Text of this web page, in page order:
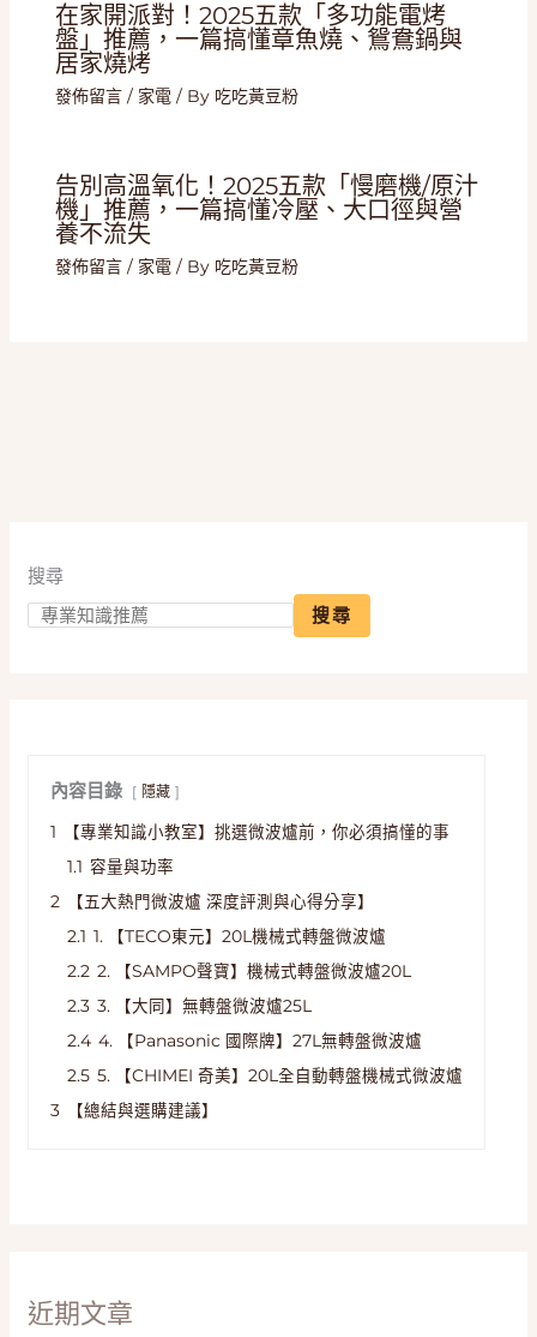
在家開派對！2025五款「多功能電烤
盤」推薦，一篇搞懂章魚燒、鴛鴦鍋與
居家燒烤
發佈留言 / 家電/ By 吃吃黃豆粉
告別高溫氧化！2025五款「慢磨機/原汁
機」推薦，一篇搞懂冷壓、大口徑與營
養不流失
發佈留言 / 家電/ By 吃吃黃豆粉
搜尋
搜尋
內容目錄 隱藏
1
【專業知識小教室】挑選微波爐前，你必須搞懂的事
1.1 容量與功率
2
【五大熱門微波爐 深度評測與心得分享】
2.1 1. 【TECO東元】20L機械式轉盤微波爐
2.2 2. 【SAMPO聲寶】機械式轉盤微波爐20L
2.3 3. 【大同】無轉盤微波爐25L
2.4 4. 【Panasonic 國際牌】27L無轉盤微波爐
2.5 5. 【CHIMEI 奇美】20L全自動轉盤機械式微波爐
3
【總結與選購建議】
近期文章